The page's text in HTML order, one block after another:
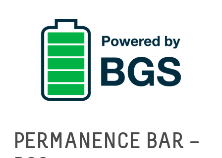
PERMANENCE BAR –